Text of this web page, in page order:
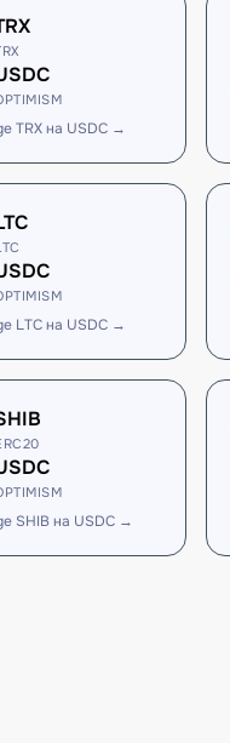
TRX на USDC →
LTC на USDC →
SHIB на USDC →